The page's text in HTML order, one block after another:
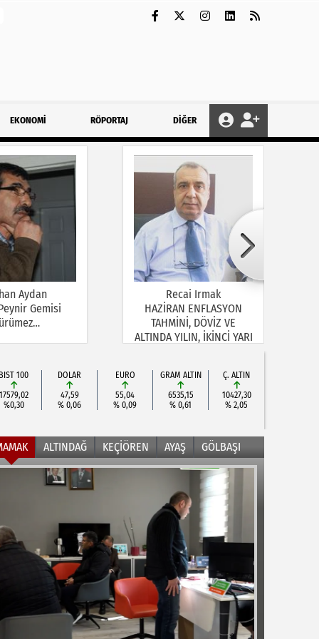
EKONOMİ RÖPORTAJ DİĞER
Aydan
Gemisi
Recai Irmak
HAZİRAN ENFLASYON
TAHMİNİ, DÖVİZ VE
ALTINDA YILIN, İKİNCİ YARI
BIST 100
17579,02
%0,30
DOLAR
47,59
% 0,06
EURO
55,04
% 0,09
GRAM ALTIN
6535,15
% 0,61
Ç. ALTIN
10427,30
% 2,05
ALTINDAĞ KEÇİÖREN AYAŞ GÖLBAŞI